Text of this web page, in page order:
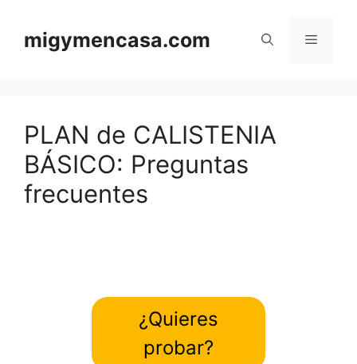
contenido
migymencasa.com Menú
PLAN de CALISTENIA
BÁSICO: Preguntas
frecuentes
¿Quieres
probar?